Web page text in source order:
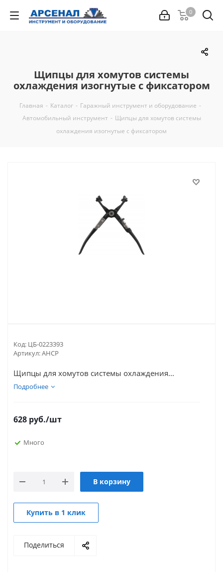
0
Щипцы для хомутов системы
охлаждения изогнутые с фиксатором
Главная - Каталог - Гаражный инструмент и оборудование -
Автомобильный инструмент - Щипцы для хомутов системы
охлаждения изогнутые с фиксатором
Код: ЦБ-0223393
Артикул:AHCP
Щипцы для хомутов системы охлаждения...
Подробнее
628 руб./шт
Много
В корзину
Купить в 1 клик
Поделиться